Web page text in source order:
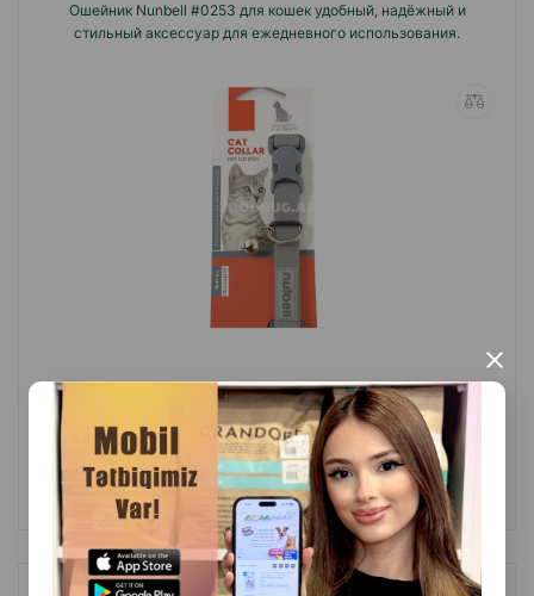
×
Ошейник Nunbell #0253 для кошек удобный, надёжный и
стильный аксессуар для ежедневного использования.
Масса Цена
Купить
1 шт
2.40
КУПИТЬ